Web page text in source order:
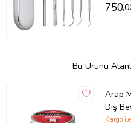
750
Bu Ürünü
Arap
Diş
Kargo